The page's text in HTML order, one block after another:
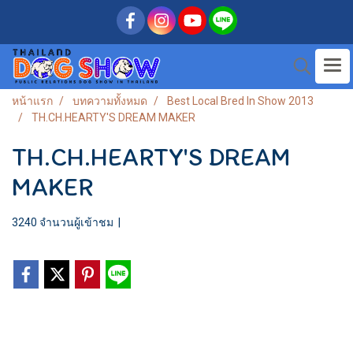
หน้าแรก บทความทั้งหมด
Best Local Bred In Show 2013
TH.CH.HEARTY'S DREAM MAKER
TH.CH.HEARTY'S DREAM
MAKER
3240 จำนวนผู้เข้าชม